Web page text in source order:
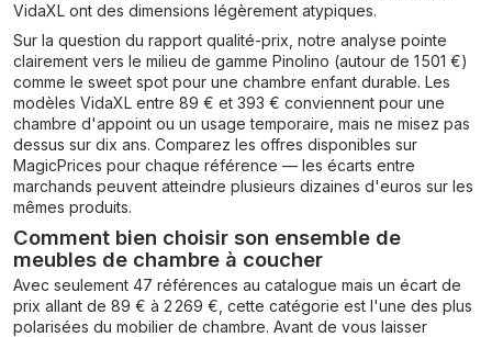
VidaXL ont des dimensions légèrement atypiques.
Sur la question du rapport qualité-prix, notre analyse pointe
clairement vers le milieu de gamme Pinolino (autour de 1 501 €)
comme le sweet spot pour une chambre enfant durable. Les
modèles VidaXL entre 89 € et 393 € conviennent pour une
chambre d'appoint ou un usage temporaire, mais ne misez pas
dessus sur dix ans. Comparez les offres disponibles sur
MagicPrices pour chaque référence — les écarts entre
marchands peuvent atteindre plusieurs dizaines d'euros sur les
mêmes produits.
Comment bien choisir son ensemble de
meubles de chambre à coucher
Avec seulement 47 références au catalogue mais un écart de
prix allant de 89 € à 2 269 €, cette catégorie est l'une des plus
polarisées du mobilier de chambre. Avant de vous laisser